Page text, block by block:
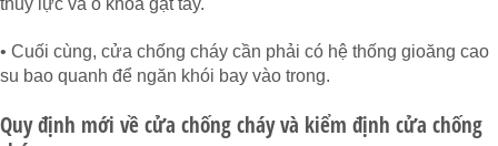
thủy lực và ổ khóa gặt tay.
• Cuối cùng, cửa chống cháy cần phải có hệ thống gioăng cao
su bao quanh để ngăn khói bay vào trong.
Quy định mới về cửa chống cháy và kiểm định cửa chống